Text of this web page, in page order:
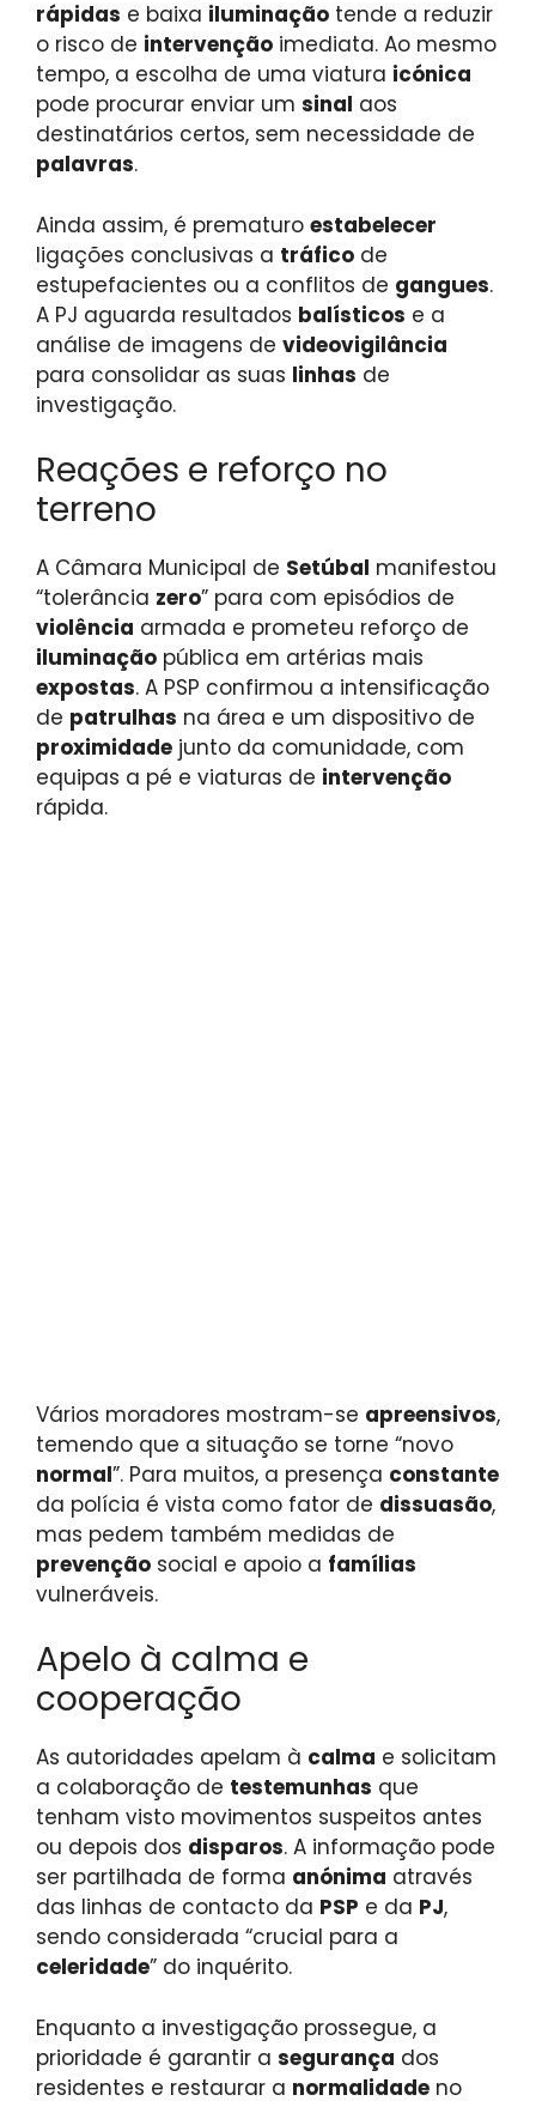
rápidas e baixa iluminação tende a reduzir
o risco de intervenção imediata. Ao mesmo
tempo, a escolha de uma viatura icónica
pode procurar enviar um sinal aos
destinatários certos, sem necessidade de
palavras.
Ainda assim, é prematuro estabelecer
ligações conclusivas a tráfico de
estupefacientes ou a conflitos de gangues.
A PJ aguarda resultados balísticos e a
análise de imagens de videovigilância
para consolidar as suas linhas de
investigação.
Reações e reforço no
terreno
A Câmara Municipal de Setúbal manifestou
“tolerância zero” para com episódios de
violência armada e prometeu reforço de
iluminação pública em artérias mais
expostas. A PSP confirmou a intensificação
de patrulhas na área e um dispositivo de
proximidade junto da comunidade, com
equipas a pé e viaturas de intervenção
rápida.
Vários moradores mostram-se apreensivos,
temendo que a situação se torne “novo
normal”. Para muitos, a presença constante
da polícia é vista como fator de dissuasão,
mas pedem também medidas de
prevenção social e apoio a famílias
vulneráveis.
Apelo à calma e
cooperação
As autoridades apelam à calma e solicitam
a colaboração de testemunhas que
tenham visto movimentos suspeitos antes
ou depois dos disparos. A informação pode
ser partilhada de forma anónima através
das linhas de contacto da PSP e da PJ,
sendo considerada “crucial para a
celeridade” do inquérito.
Enquanto a investigação prossegue, a
prioridade é garantir a segurança dos
residentes e restaurar a normalidade no